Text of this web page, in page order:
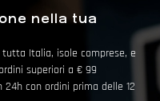
nella tua
tutta Italia, isole comprese, e
superiori a € 99
24h con ordini prima delle 12